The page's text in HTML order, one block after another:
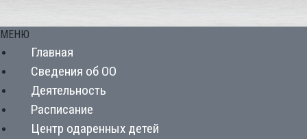
МЕНЮ
Главная
Сведения об ОО
Деятельность
Расписание
Центр одаренных детей